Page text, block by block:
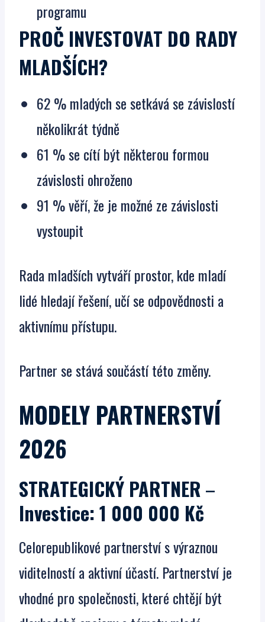
programu
PROČ INVESTOVAT DO RADY
MLADŠÍCH?
62 % mladých se setkává se závislostí
několikrát týdně
61 % se cítí být některou formou
závislosti ohroženo
91 % věří, že je možné ze závislosti
vystoupit
Rada mladších vytváří prostor, kde mladí
lidé hledají řešení, učí se odpovědnosti a
aktivnímu přístupu.
Partner se stává součástí této změny.
MODELY PARTNERSTVÍ
2026
STRATEGICKÝ PARTNER –
Investice: 1 000 000 Kč
Celorepublikové partnerství s výraznou
viditelností a aktivní účastí. Partnerství je
vhodné pro společnosti, které chtějí být